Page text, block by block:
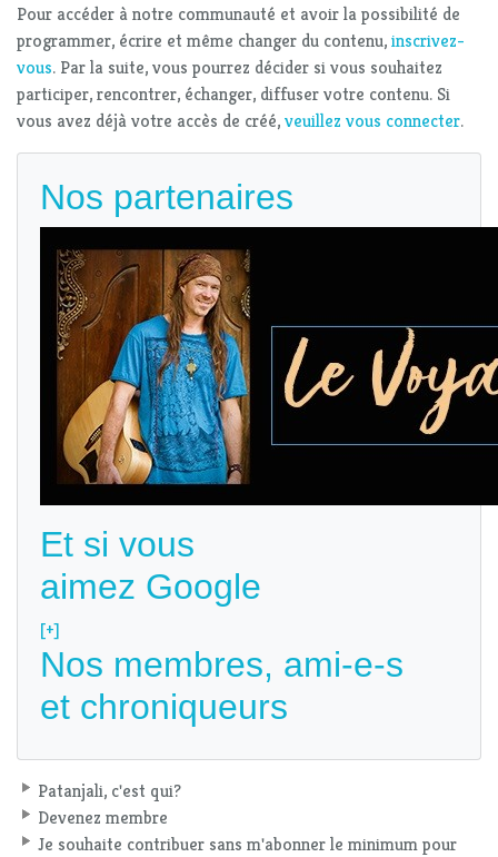
Pour accéder à notre communauté et avoir la possibilité de
programmer, écrire et même changer du contenu,inscrivez-
vous. Par la suite, vous pourrez décider si vous souhaitez
participer, rencontrer, échanger, diffuser votre contenu. Si
vous avez déjà votre accès de créé,veuillez vous connecter.
Nos partenaires
Et si vous
aimez Google
[+]
Nos membres, ami-e-s
et chroniqueurs
Patanjali, c'est qui?
Devenez membre
Je souhaite contribuer sans m'abonner le minimum pour